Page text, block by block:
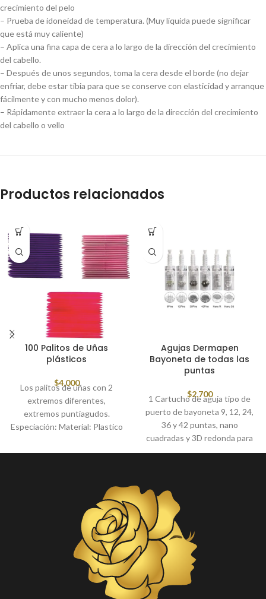
crecimiento del pelo
– Prueba de idoneidad de temperatura. (Muy liquida puede significar
que está muy caliente)
– Aplica una fina capa de cera a lo largo de la dirección del crecimiento
del cabello.
– Después de unos segundos, toma la cera desde el borde (no dejar
enfriar, debe estar tibia para que se conserve con elasticidad y arranque
fácilmente y con mucho menos dolor).
– Rápidamente extraer la cera a lo largo de la dirección del crecimiento
del cabello o vello
Productos relacionados
100 Palitos de Uñas
plásticos
$4,000
Los palitos de uñas con 2
extremos diferentes,
extremos puntiagudos.
Especiación: Material: Plastico
Cantidad: 100 Características:
Agujas Dermapen
Bayoneta de todas las
puntas
$2,700
1 Cartucho de aguja tipo de
puerto de bayoneta 9, 12, 24,
36 y 42 puntas, nano
cuadradas y 3D redonda para
Dermapen